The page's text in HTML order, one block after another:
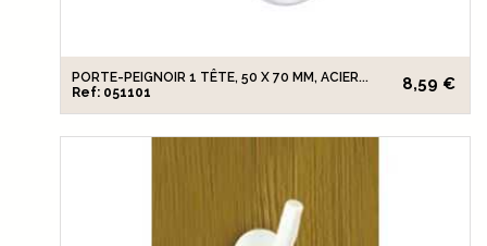
PORTE-PEIGNOIR 1 TÊTE, 50 X 70 MM, ACIER...
Ref: 051101
8,59 €